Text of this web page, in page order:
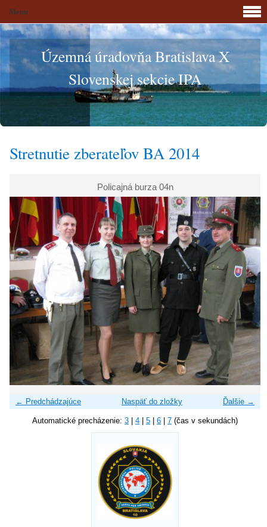
Územná úradovňa Bratislava X
Slovenskej sekcie IPA
Stretnutie zberateľov BA 2014
Policajná burza 04n
← Predchádzajúce Ďalšie →
Naspäť do zložky
Automatické precházenie: 3 4 5 6 7 (čas v sekundách)
Menu